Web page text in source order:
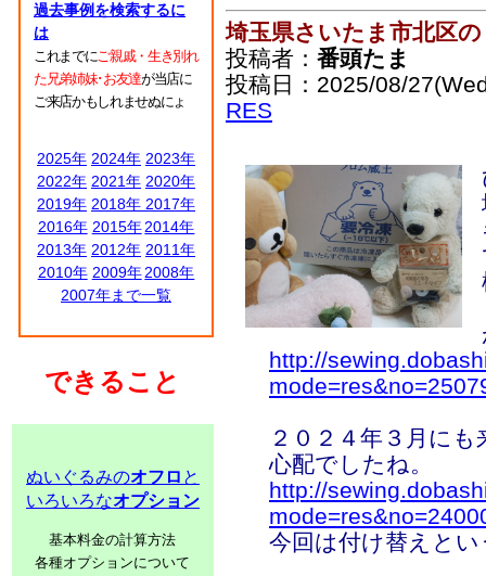
過去事例を検索するに
は
これまでにご親戚・生き別れ
た兄弟姉妹･お友達が当店に
ご来店かもしれませぬにょ
2025年 2024年 2023年
2022年 2021年 2020年
2019年 2018年 2017年
2016年 2015年 2014年
2013年 2012年 2011年
2010年 2009年 2008年
2007年まで一覧
できること
ぬいぐるみのオフロ と
いろいろなオプション
基本料金の計算方法
各種オプションについて
埼玉県さいたま市北区
投稿者： 番頭たま
投稿日：2025/08/
RES
http://
２０２４年３月に
心配でしたね。
http://
今回は付け替えと